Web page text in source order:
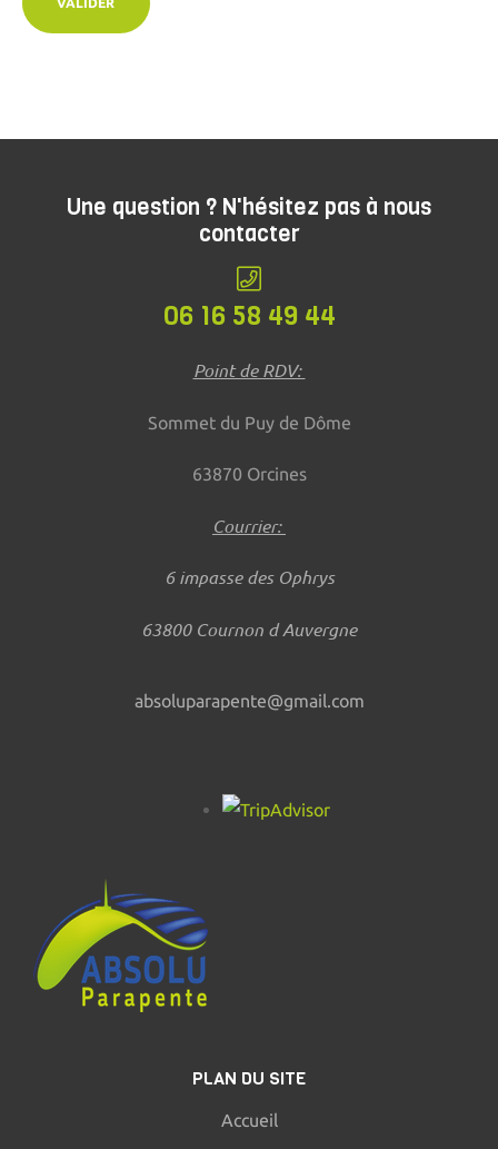
Une question ? N'hésitez pas à nous
contacter
06 16 58 49 44
Point de RDV:
Sommet du Puy de Dôme
63870 Orcines
Courrier:
6 impasse des Ophrys
63800 Cournon d Auvergne
absoluparapente@gmail.com
PLAN DU SITE
Accueil